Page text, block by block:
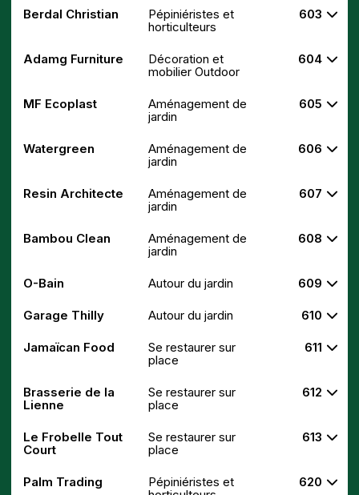
Berdal Christian
Pépiniéristes et
horticulteurs
603
Adamg Furniture
Décoration et
mobilier Outdoor
604
MF Ecoplast
Aménagement de
jardin
605
Watergreen
Aménagement de
jardin
606
Resin Architecte
Aménagement de
jardin
607
Bambou Clean
Aménagement de
jardin
608
O-Bain Autour du jardin 609
Garage Thilly Autour du jardin 610
Jamaïcan Food
Se restaurer sur
place
611
Brasserie de la
Lienne
Se restaurer sur
place
612
Le Frobelle Tout
Court
Se restaurer sur
place
613
Palm Trading
Pépiniéristes et
620